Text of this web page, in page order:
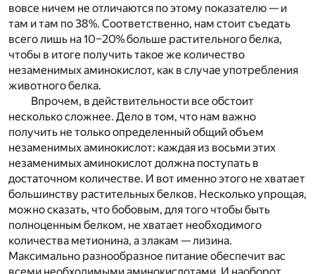
вовсе ничем не отличаются по этому показателю — и
там и там по 38%. Соответственно, нам стоит съедать
всего лишь на 10–20% больше растительного белка,
чтобы в итоге получить такое же количество
незаменимых аминокислот, как в случае употребления
животного белка.
Впрочем, в действительности все обстоит
несколько сложнее. Дело в том, что нам важно
получить не только определенный общий объем
незаменимых аминокислот: каждая из восьми этих
незаменимых аминокислот должна поступать в
достаточном количестве. И вот именно этого не хватает
большинству растительных белков. Несколько упрощая,
можно сказать, что бобовым, для того чтобы быть
полноценным белком, не хватает необходимого
количества метионина, а злакам — лизина.
Максимально разнообразное питание обеспечит вас